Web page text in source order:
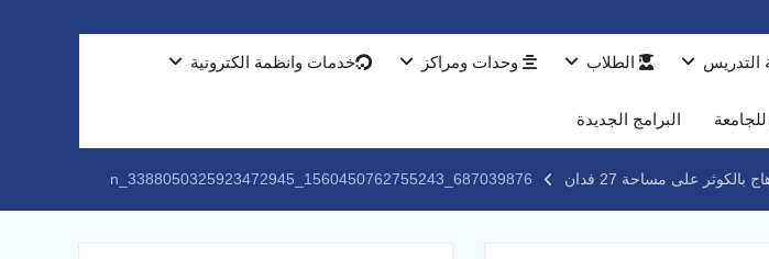
التدريس الطلاب وحدات ومراكز خدمات وانظمة الكترونية
البرامج الجديدة
على مساحة 27 فدان 687039876_1560450762755243_3388050325923472945_n